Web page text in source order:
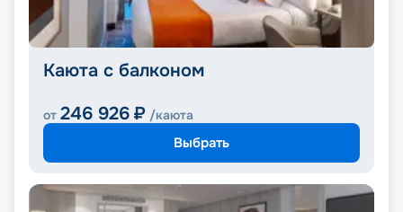
Каюта с балконом
от 246 926 ₽ /каюта
Выбрать